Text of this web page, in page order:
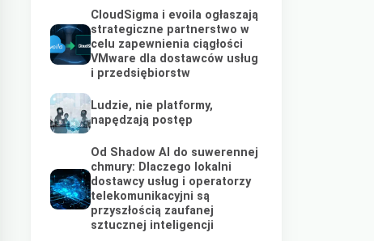
CloudSigma i evoila ogłaszają
strategiczne partnerstwo w
celu zapewnienia ciągłości
VMware dla dostawców usług
i przedsiębiorstw
Ludzie, nie platformy,
napędzają postęp
Od Shadow AI do suwerennej
chmury: Dlaczego lokalni
dostawcy usług i operatorzy
telekomunikacyjni są
przyszłością zaufanej
sztucznej inteligencji